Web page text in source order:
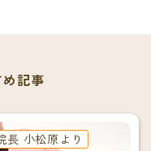
記事
長 小松原より